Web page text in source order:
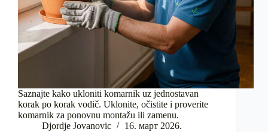
Saznajte kako ukloniti komarnik uz jednostavan
korak po korak vodič. Uklonite, očistite i proverite
komarnik za ponovnu montažu ili zamenu.
Djordje Jovanovic
16. март 2026.